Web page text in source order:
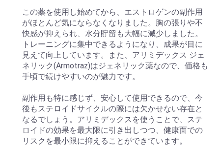
この薬を使用し始めてから、エストロゲンの副作用
がほとんど気にならなくなりました。胸の張りや不
快感が抑えられ、水分貯留も大幅に減少しました。
トレーニングに集中できるようになり、成果が目に
見えて向上しています。また、アリミデックス ジェ
ネリック(Armotraz)はジェネリック薬なので、価格も
手頃で続けやすいのが魅力です。
副作用も特に感じず、安心して使用できるので、今
後もステロイドサイクルの際には欠かせない存在と
なるでしょう。アリミデックスを使うことで、ステ
ロイドの効果を最大限に引き出しつつ、健康面での
リスクを最小限に抑えることができています。